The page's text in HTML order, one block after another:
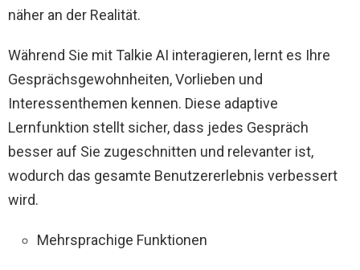
näher an der Realität.
Während Sie mit Talkie AI interagieren, lernt es Ihre
Gesprächsgewohnheiten, Vorlieben und
Interessenthemen kennen. Diese adaptive
Lernfunktion stellt sicher, dass jedes Gespräch
besser auf Sie zugeschnitten und relevanter ist,
wodurch das gesamte Benutzererlebnis verbessert
wird.
Mehrsprachige Funktionen